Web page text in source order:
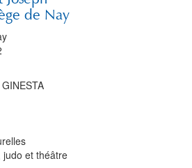
judo et théâtre